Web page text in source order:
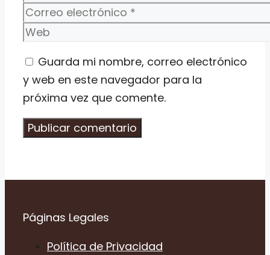
Correo
electrónico
Web
Guarda mi nombre, correo electrónico
y web en este navegador para la
próxima vez que comente.
Páginas Legales
Política de Privacidad